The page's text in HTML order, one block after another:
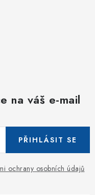
na váš e-mail
ochrany osobních údajů
PŘIHLÁSIT SE